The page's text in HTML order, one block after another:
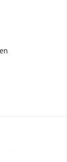
Qualität. Sie